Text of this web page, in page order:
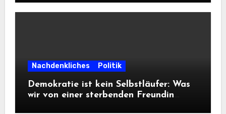
Informationsfreiheit!
Nachdenkliches Politik
Demokratie ist kein Selbstläufer: Was
wir von einer sterbenden Freundin